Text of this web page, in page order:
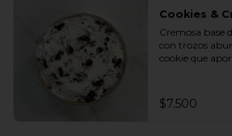
los chilenos.
Cookies &
Cremosa base
con trozos
cookie que
perfecto para
combinaciones
$7.500